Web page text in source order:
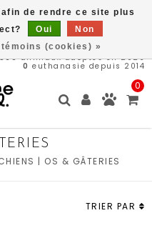
animaux adoptés en 2026
0 euthanasie depuis 2014
0
| OS & GÂTERIES
TRIER PAR
de rendre ce site plus
Oui
Non
(cookies) »
directement au refuge du
SAUVEZ DES VIES